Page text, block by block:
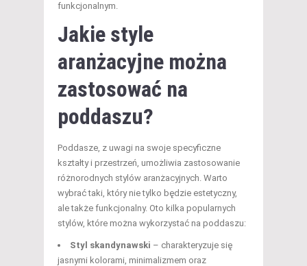
funkcjonalnym.
Jakie style
aranżacyjne można
zastosować na
poddaszu?
Poddasze, z uwagi na swoje specyficzne
kształty i przestrzeń, umożliwia zastosowanie
różnorodnych stylów aranżacyjnych. Warto
wybrać taki, który nie tylko będzie estetyczny,
ale także funkcjonalny. Oto kilka popularnych
stylów, które można wykorzystać na poddaszu:
Styl skandynawski – charakteryzuje się
jasnymi kolorami, minimalizmem oraz